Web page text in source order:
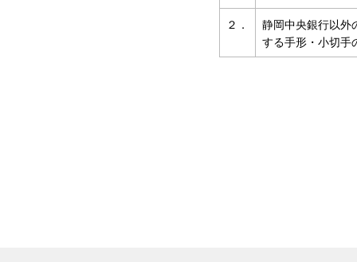
２．
静岡中央銀行以外
する手形・小切手